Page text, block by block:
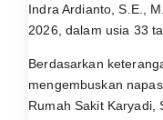
Indra Ardianto, S.E.,
2026, dalam usia 33
Berdasarkan
mengembuskan
Rumah Sakit Karyadi,